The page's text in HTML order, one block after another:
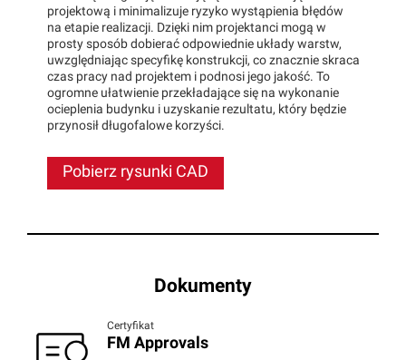
projektową i minimalizuje ryzyko wystąpienia błędów
na etapie realizacji. Dzięki nim projektanci mogą w
prosty sposób dobierać odpowiednie układy warstw,
uwzględniając specyfikę konstrukcji, co znacznie skraca
czas pracy nad projektem i podnosi jego jakość. To
ogromne ułatwienie przekładające się na wykonanie
ocieplenia budynku i uzyskanie rezultatu, który będzie
przynosił długofalowe korzyści.
Pobierz rysunki CAD
Dokumenty
Certyfikat
FM Approvals